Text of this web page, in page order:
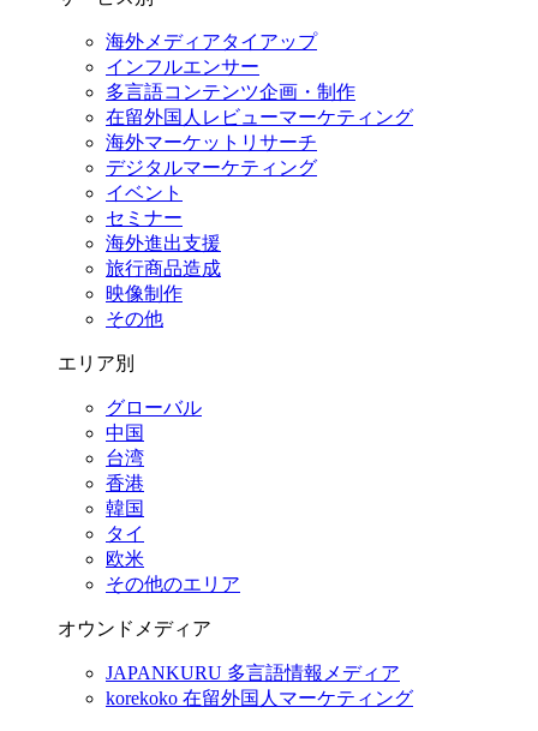
海外メディアタイアップ
インフルエンサー
多言語コンテンツ企画・制作
在留外国⼈レビューマーケティング
海外マーケットリサーチ
デジタルマーケティング
イベント
セミナー
海外進出支援
旅行商品造成
映像制作
その他
エリア別
グローバル
中国
台湾
香港
韓国
タイ
欧米
その他のエリア
オウンドメディア
JAPANKURU 多言語情報メディア
korekoko 在留外国人マーケティング